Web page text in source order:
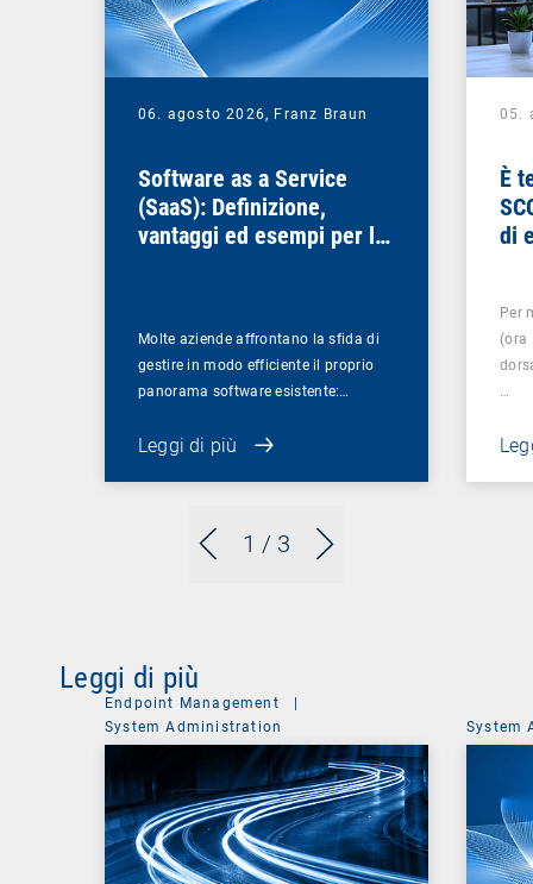
1 / 3
06. agosto 2026, Franz Braun
Software as a Service
(SaaS): Definizione,
vantaggi ed esempi per le
Molte aziende affrontano la sfida di
gestire in modo efficiente il proprio
panorama software esistente:…
Leggi di più
05.
È
di
Per
(ora
…
Leggi di più
Endpoint Management
System Administration
System